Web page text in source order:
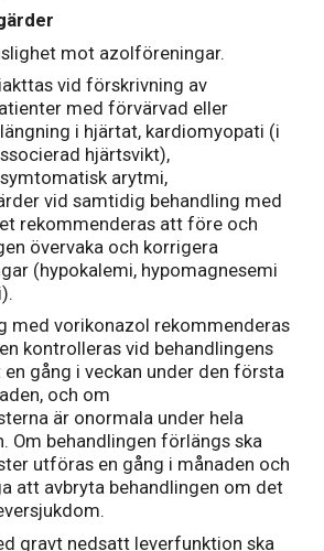
mot azolföreningar.
vid förskrivning av
med förvärvad eller
i hjärtat, kardiomyopati (i
hjärtsvikt),
arytmi,
vid samtidig behandling med
rekommenderas att före och
övervaka och korrigera
(hypokalemi, hypomagnesemi
med vorikonazol rekommenderas
kontrolleras vid behandlingens
gång i veckan under den första
och om
är onormala under hela
Om behandlingen förlängs ska
utföras en gång i månaden och
att avbryta behandlingen om det
gravt nedsatt leverfunktion ska